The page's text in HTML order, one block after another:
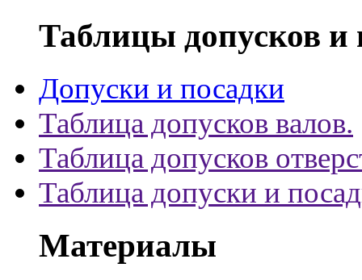
Таблицы допусков и
Допуски и посадки
Таблица допусков валов.
Таблица допусков
Таблица допуски и
Материалы